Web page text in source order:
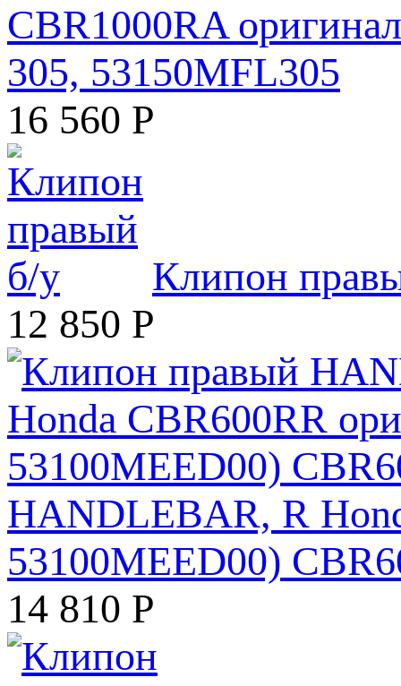
CBR1000RA
305, 53150MFL305
16 560 Р
Клипон
12 850 Р
HANDLEBAR, R
53100MEED00)
14 810 Р